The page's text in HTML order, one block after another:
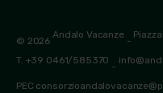
© 2026
Andalo Vacanze
-
T. +39 0461/585370
-
PEC